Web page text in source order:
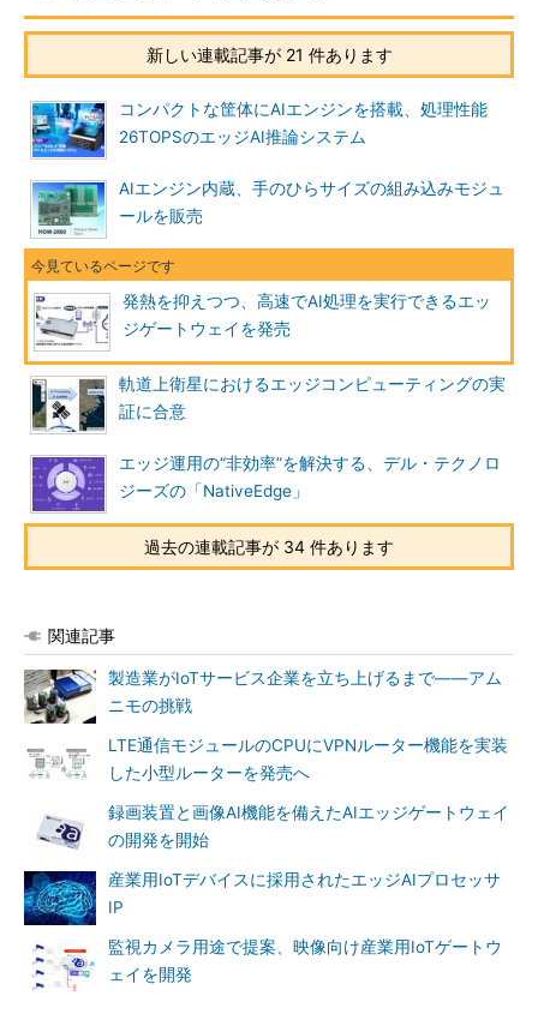
新しい連載記事が 21 件あります
コンパクトな筐体にAIエンジンを搭載、処理性能
26TOPSのエッジAI推論システム
AIエンジン内蔵、手のひらサイズの組み込みモジュ
ールを販売
発熱を抑えつつ、高速でAI処理を実行できるエッ
ジゲートウェイを発売
軌道上衛星におけるエッジコンピューティングの実
証に合意
エッジ運用の“非効率”を解決する、デル・テクノロ
ジーズの「NativeEdge」
過去の連載記事が 34 件あります
関連記事
製造業がIoTサービス企業を立ち上げるまで――アム
ニモの挑戦
LTE通信モジュールのCPUにVPNルーター機能を実装
した小型ルーターを発売へ
録画装置と画像AI機能を備えたAIエッジゲートウェイ
の開発を開始
産業用IoTデバイスに採用されたエッジAIプロセッサ
IP
監視カメラ用途で提案、映像向け産業用IoTゲートウ
ェイを開発